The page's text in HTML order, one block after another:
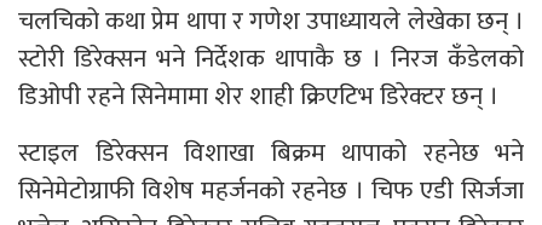
चलचिको कथा प्रेम थापा र गणेश उपाध्यायले लेखेका छन् ।
स्टोरी डिरेक्सन भने निर्देशक थापाकै छ । निरज कँडेलको
डिओपी रहने सिनेमामा शेर शाही क्रिएटिभ डिरेक्टर छन् ।
स्टाइल डिरेक्सन विशाखा बिक्रम थापाको रहनेछ भने
सिनेमेटोग्राफी विशेष महर्जनको रहनेछ । चिफ एडी सिर्जजा